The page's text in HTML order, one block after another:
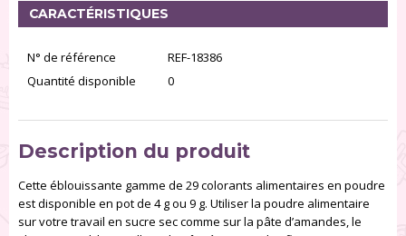
RÉINITIALISER LA RECHERCHE
CARACTÉRISTIQUES
N° de référence
REF-18386
Quantité disponible
0
Description du produit
Cette éblouissante gamme de 29 colorants alimentaires en poudre
est disponible en pot de 4 g ou 9 g. Utiliser la poudre alimentaire
sur votre travail en sucre sec comme sur la pâte d’amandes, le